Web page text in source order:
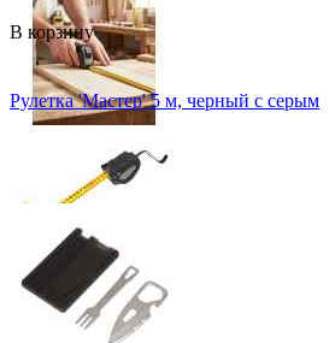
В корзину
Рулетка 'Мастер' 5 м, черный с серым